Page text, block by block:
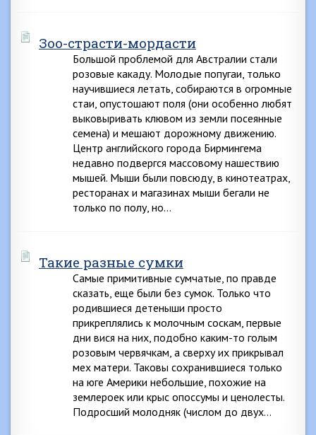
Зоо-страсти-мордасти
Большой проблемой для Австралии стали
розовые какаду. Молодые попугаи, только
научившиеся летать, собираются в огромные
стаи, опустошают поля (они особенно любят
выковыривать клювом из земли посеянные
семена) и мешают дорожному движению.
Центр английского города Бирмингема
недавно подвергся массовому нашествию
мышей. Мыши были повсюду, в кинотеатрах,
ресторанах и магазинах мыши бегали не
только по полу, но…
Такие разные сумки
Самые примитивные сумчатые, по правде
сказать, еще были без сумок. Только что
родившиеся детеныши просто
прикреплялись к молочным соскам, первые
дни вися на них, подобно каким-то голым
розовым червячкам, а сверху их прикрывал
мех матери. Таковы сохранившиеся только
на юге Америки небольшие, похожие на
землероек или крыс опоссумы и ценолесты.
Подросший молодняк (числом до двух…